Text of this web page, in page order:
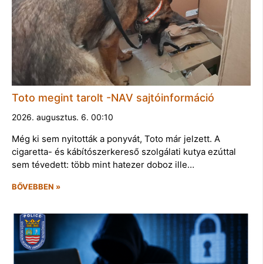
Toto megint tarolt -NAV sajtóinformáció
2026. augusztus. 6. 00:10
Még ki sem nyitották a ponyvát, Toto már jelzett. A
cigaretta- és kábítószerkereső szolgálati kutya ezúttal
sem tévedett: több mint hatezer doboz ille…
BŐVEBBEN »